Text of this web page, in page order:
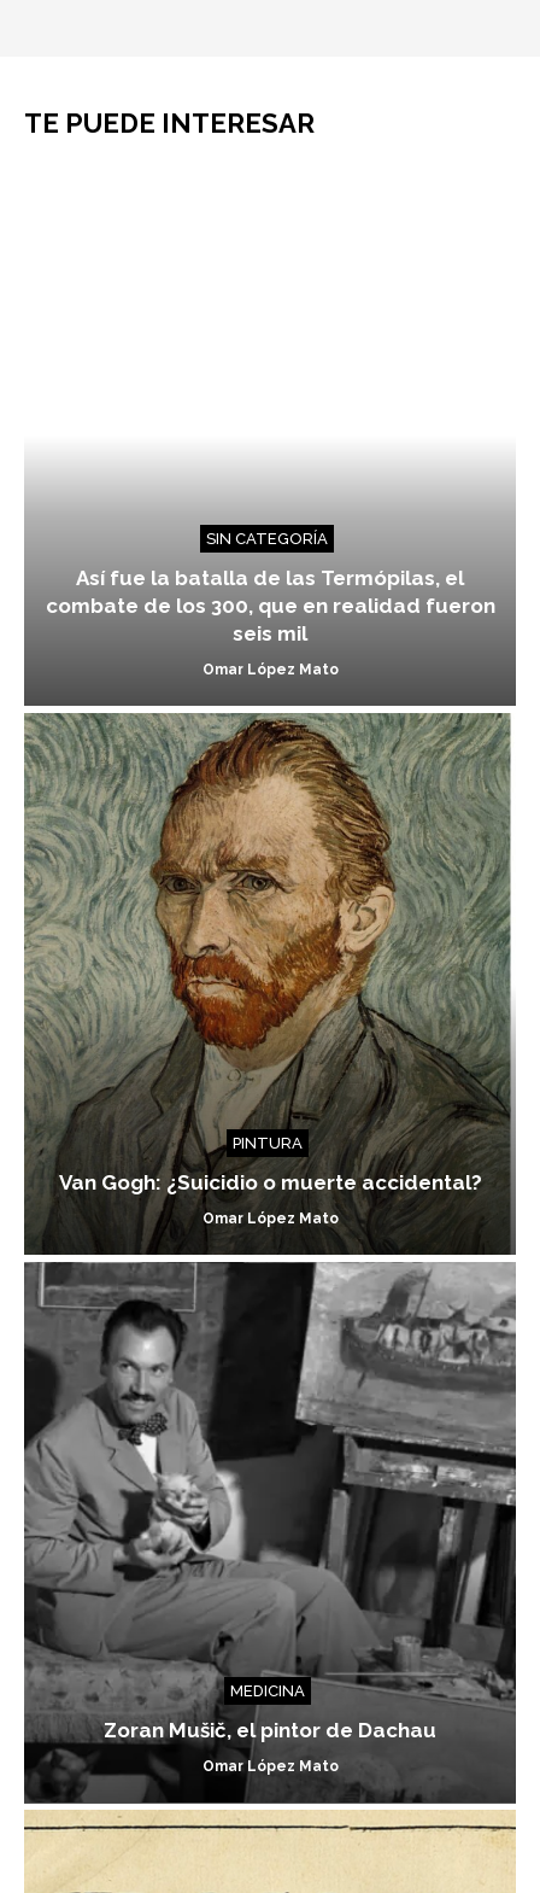
TE PUEDE INTERESAR
SIN CATEGORÍA
Así fue la batalla de las Termópilas, el
combate de los 300, que en realidad fueron
seis mil
Omar López Mato
PINTURA
Van Gogh: ¿Suicidio o muerte accidental?
Omar López Mato
MEDICINA
Zoran Mušič, el pintor de Dachau
Omar López Mato